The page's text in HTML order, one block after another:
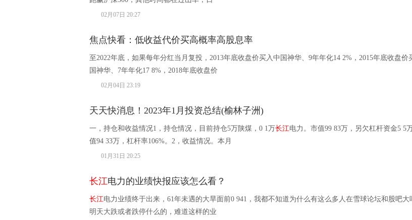
02月07日 20:27
焦点快看：低收益代价买高概率高股息率
至2022年底，如果每年分红当月复投，2013年底收盘价买入中国神华、9年年化14 2%，2015年底收盘价
国神华、7年年化17 8%，2018年底收盘价
02月04日 23:19
天天快消息！2023年1月投资总结(榆林子洲)
一，持仓和收益情况1，持仓情况，目前持仓5万陕煤，0 1万长江电力。市值99 83万，另欠杠杆资金5 5
值94 33万，杠杆率106%。2，收益情况。本月
01月31日 20:25
长江电力的业绩快报应该怎么看？
长江电力业绩终于出来，61年未遇的大旱面前0 941，我都不知道为什么有这么多人在雪球论坛和股吧大
明天大跌或者跌停什么的，难道这样的业